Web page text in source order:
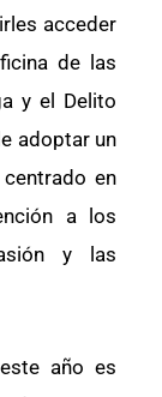
acceder
de las
y el Delito
adoptar un
en
a los
y las
año es